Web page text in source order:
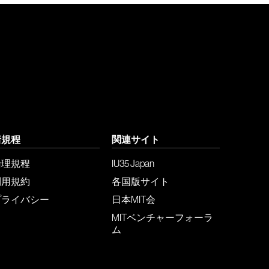
程
規程
規約
イバシー
関連サイト
IU35 Japan
各国版サイト
日本MIT会
MITベンチャーフォーラ
ム